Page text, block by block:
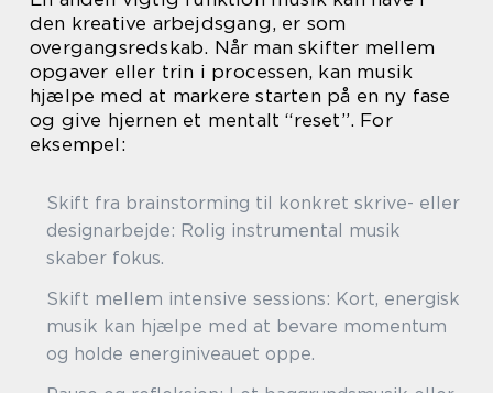
den kreative arbejdsgang, er som
overgangsredskab. Når man skifter mellem
opgaver eller trin i processen, kan musik
hjælpe med at markere starten på en ny fase
og give hjernen et mentalt “reset”. For
eksempel:
Skift fra brainstorming til konkret skrive- eller
designarbejde: Rolig instrumental musik
skaber fokus.
Skift mellem intensive sessions: Kort, energisk
musik kan hjælpe med at bevare momentum
og holde energiniveauet oppe.